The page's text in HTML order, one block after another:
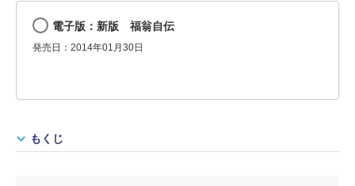
電子版：新版 福翁自伝
発売日：2014年01月30日
もくじ